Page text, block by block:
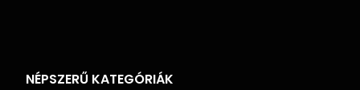
NÉPSZERŰ KATEGÓRIÁK